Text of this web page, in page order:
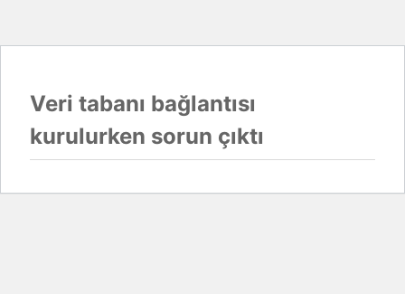
Veri tabanı bağlantısı
kurulurken sorun çıktı